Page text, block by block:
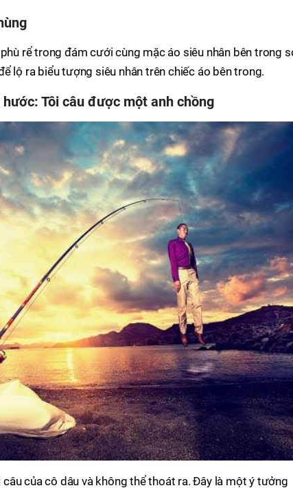
rể trong đám cưới cùng mặc áo siêu nhân bên trong
lộ ra biểu tượng siêu nhân trên chiếc áo bên trong.
Tôi câu được một anh chồng
của cô dâu và không thể thoát ra. Đây là một ý tưởng